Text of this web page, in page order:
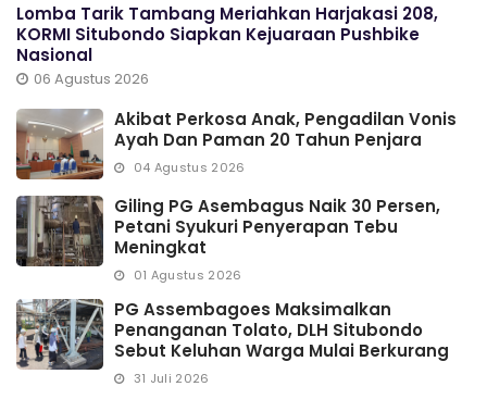
Lomba Tarik Tambang Meriahkan Harjakasi 208,
KORMI Situbondo Siapkan Kejuaraan Pushbike
Nasional
06 Agustus 2026
Akibat Perkosa Anak, Pengadilan Vonis
Ayah Dan Paman 20 Tahun Penjara
04 Agustus 2026
Giling PG Asembagus Naik 30 Persen,
Petani Syukuri Penyerapan Tebu
Meningkat
01 Agustus 2026
PG Assembagoes Maksimalkan
Penanganan Tolato, DLH Situbondo
Sebut Keluhan Warga Mulai Berkurang
31 Juli 2026